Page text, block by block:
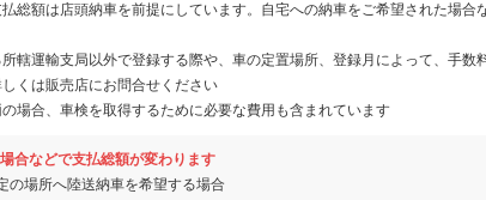
総額は店頭納車を前提にしています。自宅への納車をご希望された場合
轄運輸支局以外で登録する際や、車の定置場所、登録月によって、手数
くは販売店にお問合せください
場合、車検を取得するために必要な費用も含まれています
場合などで支払総額が変わります
の場所へ陸送納車を希望する場合